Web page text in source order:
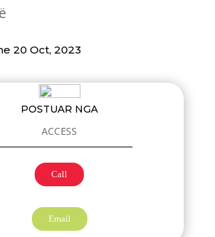
20 Oct, 2023
POSTUAR NGA
ACCESS
Call
Email